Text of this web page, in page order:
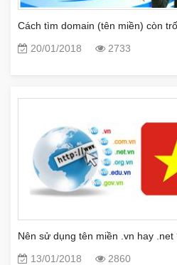
Cách tìm domain (tên miền) còn
20/01/2018
2733
Nên sử dụng tên miền .vn hay .net
13/01/2018
2860